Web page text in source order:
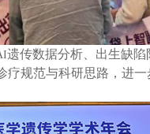
遗传数据分析、出生缺
规范与科研思路，进